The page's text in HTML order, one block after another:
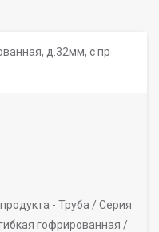
- Труба /Серия
гофрированная /